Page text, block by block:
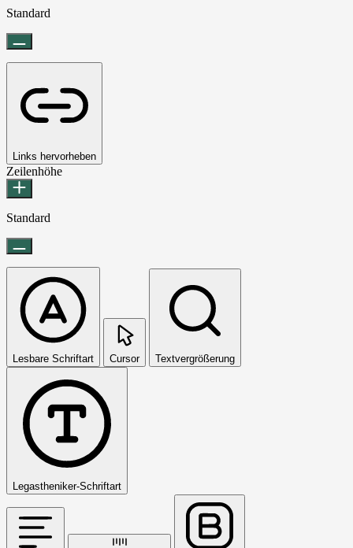
Standard
Links hervorheben
Zeilenhöhe
Standard
Lesbare Schriftart Cursor Textvergrößerung
Legastheniker-Schriftart